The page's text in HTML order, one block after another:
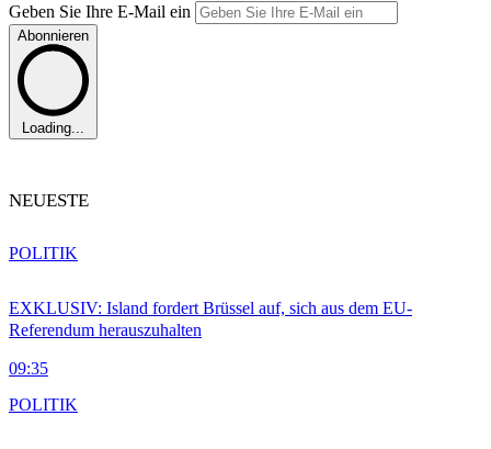
Geben Sie Ihre E-Mail ein
Abonnieren
Loading...
NEUESTE
EXKLUSIV: Island fordert Brüssel auf, sich aus dem EU-
Referendum herauszuhalten
09:35
POLITIK
POLITIK